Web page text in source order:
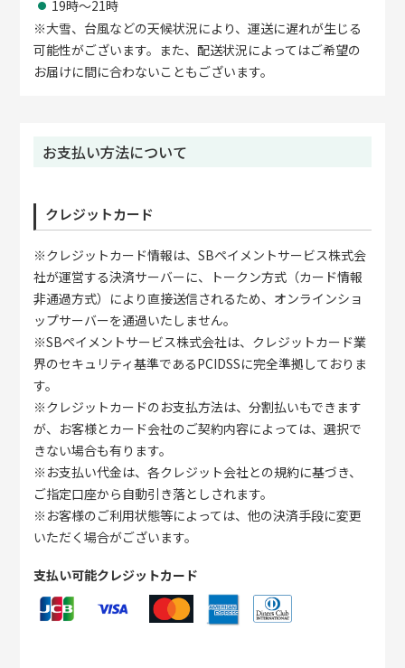
19時～21時
※大雪、台風などの天候状況により、運送に遅れが生じる
可能性がございます。また、配送状況によってはご希望の
お届けに間に合わないこともございます。
お支払い方法について
クレジットカード
※クレジットカード情報は、SBペイメントサービス株式会
社が運営する決済サーバーに、トークン方式（カード情報
非通過方式）により直接送信されるため、オンラインショ
ップサーバーを通過いたしません。
※SBペイメントサービス株式会社は、クレジットカード業
界のセキュリティ基準であるPCIDSSに完全準拠しておりま
す。
※クレジットカードのお支払方法は、分割払いもできます
が、お客様とカード会社のご契約内容によっては、選択で
きない場合も有ります。
※お支払い代金は、各クレジット会社との規約に基づき、
ご指定口座から自動引き落としされます。
※お客様のご利用状態等によっては、他の決済手段に変更
いただく場合がございます。
支払い可能クレジットカード